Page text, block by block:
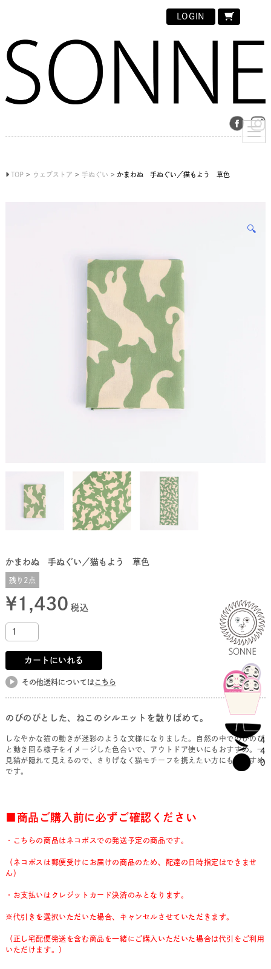
LOGIN
TOP ウェブストア 手ぬぐい かまわぬ 手ぬぐい／猫もよう 草色
🔍
かまわぬ 手ぬぐい／猫もよう 草色
残り2点
¥1,430 税込
カートにいれる
その他送料については こちら
のびのびとした、ねこのシルエットを散りばめて。
しなやかな猫の動きが迷彩のような文様になりました。自然の中でのびのび
と動き回る様子をイメージした色合いで、アウトドア使いにもおすすめ。一
見猫が隠れて見えるので、さりげなく猫モチーフを携えたい方にもおすすめ
です。
■商品ご購入前に必ずご確認ください
・こちらの商品はネコポスでの発送予定の商品です。
（ネコポスは郵便受けにお届けの商品のため、配達の日時指定はできませ
ん）
・お支払いはクレジットカード決済のみとなります。
※代引きを選択いただいた場合、キャンセルさせていただきます。
（正し宅配便発送を含む商品を一緒にご購入いただいた場合は代引をご利用
いただけます。）